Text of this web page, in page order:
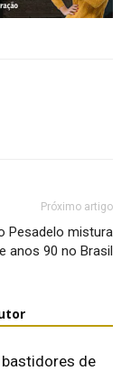
Próximo artigo
Pesadelo mistura
anos 90 no Brasil
de